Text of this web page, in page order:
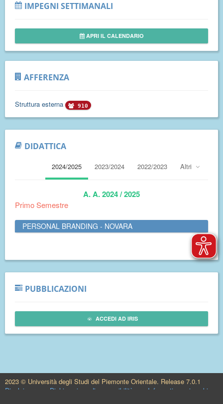
IMPEGNI SETTIMANALI
APRI IL CALENDARIO
AFFERENZA
Struttura esterna 910
DIDATTICA
2024/2025 2023/2024 2022/2023 Altri
A. A. 2024 / 2025
Primo Semestre
PERSONAL BRANDING - NOVARA
PUBBLICAZIONI
ACCEDI AD IRIS
2023 © Università degli Studi del Piemonte Orientale. Release 7.0.1
Disclaimer
Dichiarazione di accessibilità
Informativa sui cookie